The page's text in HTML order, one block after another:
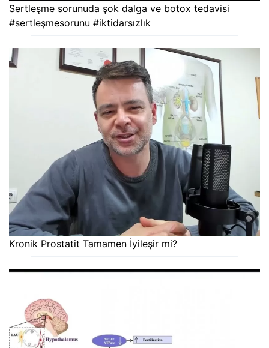
Sertleşme sorunuda şok dalga ve botox tedavisi
#sertleşmesorunu #iktidarsızlık
Kronik Prostatit Tamamen İyileşir mi?